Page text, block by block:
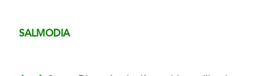
SALMODIA